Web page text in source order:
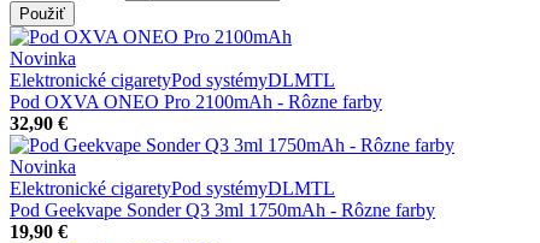
Novinka
Elektronické cigaretyPod systémyDLMTL
Pod OXVA ONEO Pro 2100mAh - Rôzne farby
32,90 €
Novinka
Elektronické cigaretyPod systémyDLMTL
Pod Geekvape Sonder Q3 3ml 1750mAh - Rôzne farby
19,90 €